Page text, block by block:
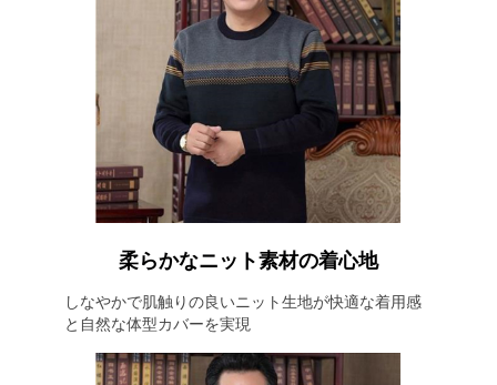
柔らかなニット素材の着心地
しなやかで肌触りの良いニット生地が快適な着用感
と自然な体型カバーを実現